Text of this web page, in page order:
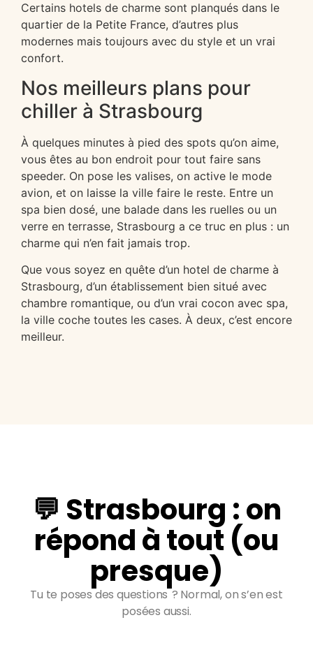
Certains hotels de charme sont planqués dans le
quartier de la Petite France, d’autres plus
modernes mais toujours avec du style et un vrai
confort.
Nos meilleurs plans pour
chiller à Strasbourg
À quelques minutes à pied des spots qu’on aime,
vous êtes au bon endroit pour tout faire sans
speeder. On pose les valises, on active le mode
avion, et on laisse la ville faire le reste. Entre un
spa bien dosé, une balade dans les ruelles ou un
verre en terrasse, Strasbourg a ce truc en plus : un
charme qui n’en fait jamais trop.
Que vous soyez en quête d’un hotel de charme à
Strasbourg, d’un établissement bien situé avec
chambre romantique, ou d’un vrai cocon avec spa,
la ville coche toutes les cases. À deux, c’est encore
meilleur.
💬 Strasbourg : on
répond à tout (ou
presque)
Tu te poses des questions ? Normal, on s’en est
posées aussi.